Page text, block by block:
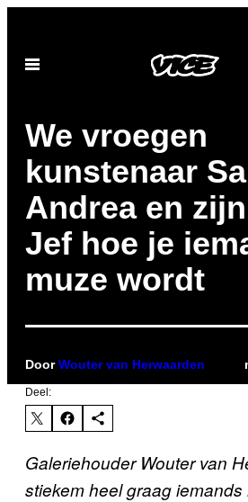
de Open
We vroegen
kunstenaar
Andrea en
Jef hoe je
muze wordt
DoorWouter van Herwaarden
Deel:
Galeriehouder Wouter van
stiekem heel graag